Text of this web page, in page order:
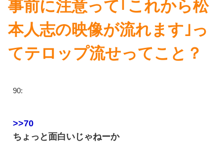
事前に注意って｢これから松
本人志の映像が流れます｣っ
てテロップ流せってこと？
90:
>>70
ちょっと面白いじゃねーか